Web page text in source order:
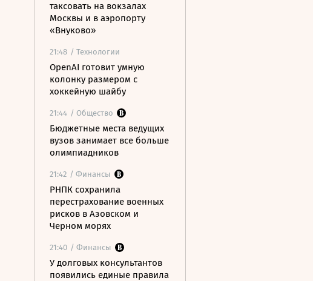
таксовать на вокзалах
Москвы и в аэропорту
«Внуково»
21:48 / Технологии
OpenAI готовит умную
колонку размером с
хоккейную шайбу
21:44 / Общество
Бюджетные места ведущих
вузов занимает все больше
олимпиадников
21:42 / Финансы
РНПК сохранила
перестрахование военных
рисков в Азовском и
Черном морях
21:40 / Финансы
У долговых консультантов
появились единые правила